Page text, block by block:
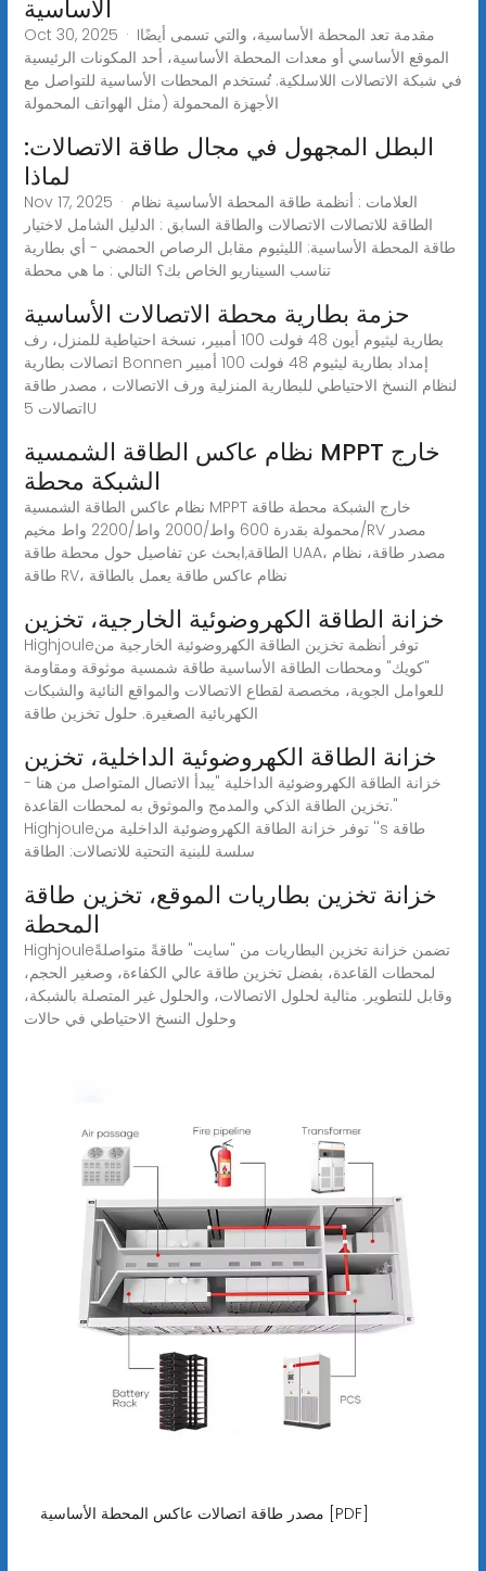
الأساسية
Oct 30, 2025 · Iمقدمة تعد المحطة الأساسية، والتي تسمى أيضًا
الموقع الأساسي أو معدات المحطة الأساسية، أحد المكونات الرئيسية
في شبكة الاتصالات اللاسلكية. تُستخدم المحطات الأساسية للتواصل مع
الأجهزة المحمولة (مثل الهواتف المحمولة
البطل المجهول في مجال طاقة الاتصالات:
لماذا
Nov 17, 2025 · العلامات : أنظمة طاقة المحطة الأساسية نظام
الطاقة للاتصالات الاتصالات والطاقة السابق : الدليل الشامل لاختيار
طاقة المحطة الأساسية: الليثيوم مقابل الرصاص الحمضي - أي بطارية
تناسب السيناريو الخاص بك؟ التالي : ما هي محطة
حزمة بطارية محطة الاتصالات الأساسية
بطارية ليثيوم أيون 48 فولت 100 أمبير، نسخة احتياطية للمنزل، رف
اتصالات بطارية Bonnen إمداد بطارية ليثيوم 48 فولت 100 أمبير
لنظام النسخ الاحتياطي للبطارية المنزلية ورف الاتصالات ، مصدر طاقة
اتصالات 5U
نظام عاكس الطاقة الشمسية MPPT خارج
الشبكة محطة
نظام عاكس الطاقة الشمسية MPPT خارج الشبكة محطة طاقة
محمولة بقدرة 600 واط/2000 واط/2200 واط مخيم/RV مصدر
الطاقة,ابحث عن تفاصيل حول محطة طاقة UAA، مصدر طاقة، نظام
طاقة RV، نظام عاكس طاقة يعمل بالطاقة
خزانة الطاقة الكهروضوئية الخارجية، تخزين
Highjouleتوفر أنظمة تخزين الطاقة الكهروضوئية الخارجية من
"كويك" ومحطات الطاقة الأساسية طاقة شمسية موثوقة ومقاومة
للعوامل الجوية، مخصصة لقطاع الاتصالات والمواقع النائية والشبكات
الكهربائية الصغيرة. حلول تخزين طاقة
خزانة الطاقة الكهروضوئية الداخلية، تخزين
خزانة الطاقة الكهروضوئية الداخلية "يبدأ الاتصال المتواصل من هنا -
تخزين الطاقة الذكي والمدمج والموثوق به لمحطات القاعدة."
Highjouleتوفر خزانة الطاقة الكهروضوئية الداخلية من ''s طاقة
سلسة للبنية التحتية للاتصالات: الطاقة
خزانة تخزين بطاريات الموقع، تخزين طاقة
المحطة
Highjouleتضمن خزانة تخزين البطاريات من "سايت" طاقةً متواصلةً
لمحطات القاعدة، بفضل تخزين طاقة عالي الكفاءة، وصغير الحجم،
وقابل للتطوير. مثالية لحلول الاتصالات، والحلول غير المتصلة بالشبكة،
وحلول النسخ الاحتياطي في حالات
مصدر طاقة اتصالات عاكس المحطة الأساسية [PDF]